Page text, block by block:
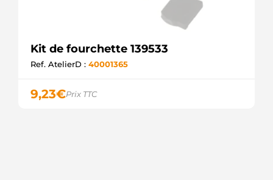
Kit de fourchette 139533
Ref. AtelierD : 40001365
9,23€Prix TTC